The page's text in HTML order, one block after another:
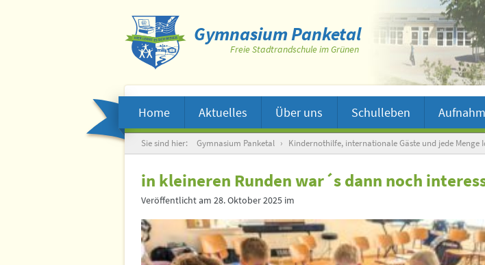
Gymnasium Panketal
Freie Stadtrandschule im Grünen
Home Aktuelles Über uns Schulleben
Suche
Sie sind hier: Gymnasium Panketal › Kindernothilfe, internationale Gäste und jede Menge
in kleineren Runden war´s dann noch
Veröffentlicht am 28. Oktober 2025 im